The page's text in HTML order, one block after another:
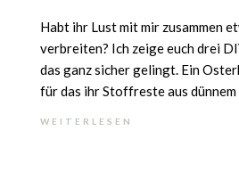
Habt ihr Lust mit mir zusammen
verbreiten? Ich zeige euch drei
das ganz sicher gelingt. Ein
für das ihr Stoffreste aus dünnem
WEITERLESEN